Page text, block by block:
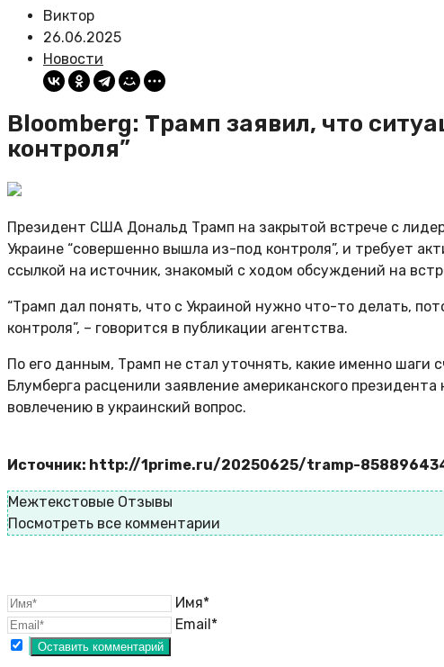
Виктор
26.06.2025
Новости
Bloomberg: Трамп заявил, что
контроля”
Президент США Дональд Трамп на закрытой встрече с
Украине “совершенно вышла из-под контроля”, и требует
ссылкой на источник, знакомый с ходом обсуждений на
“Трамп дал понять, что с Украиной нужно что-то делать,
контроля”, – говорится в публикации агентства.
По его данным, Трамп не стал уточнять, какие именно шаги
Блумберга расценили заявление американского
вовлечению в украинский вопрос.
Источник: http://1prime.ru/20250625/tramp-
Межтекстовые Отзывы
Посмотреть все комментарии
Имя*
Email*